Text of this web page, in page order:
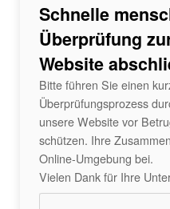
Schnelle
Überprüfung
Website
Bitte führen Sie einen
Überprüfungsprozess
unsere Website vor
schützen. Ihre
Online-Umgebung bei.
Vielen Dank für Ihre